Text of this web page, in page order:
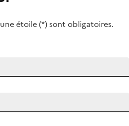
étoile (*) sont obligatoires.